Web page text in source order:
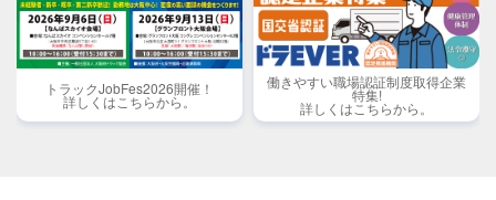
トラックJobFes2026開催！
詳しくはこちらから。
働きやすい職場認証制度取得企業
特集!
詳しくはこちらから。